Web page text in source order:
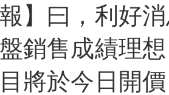
報】曰，利好
銷售成績理
將於今日開